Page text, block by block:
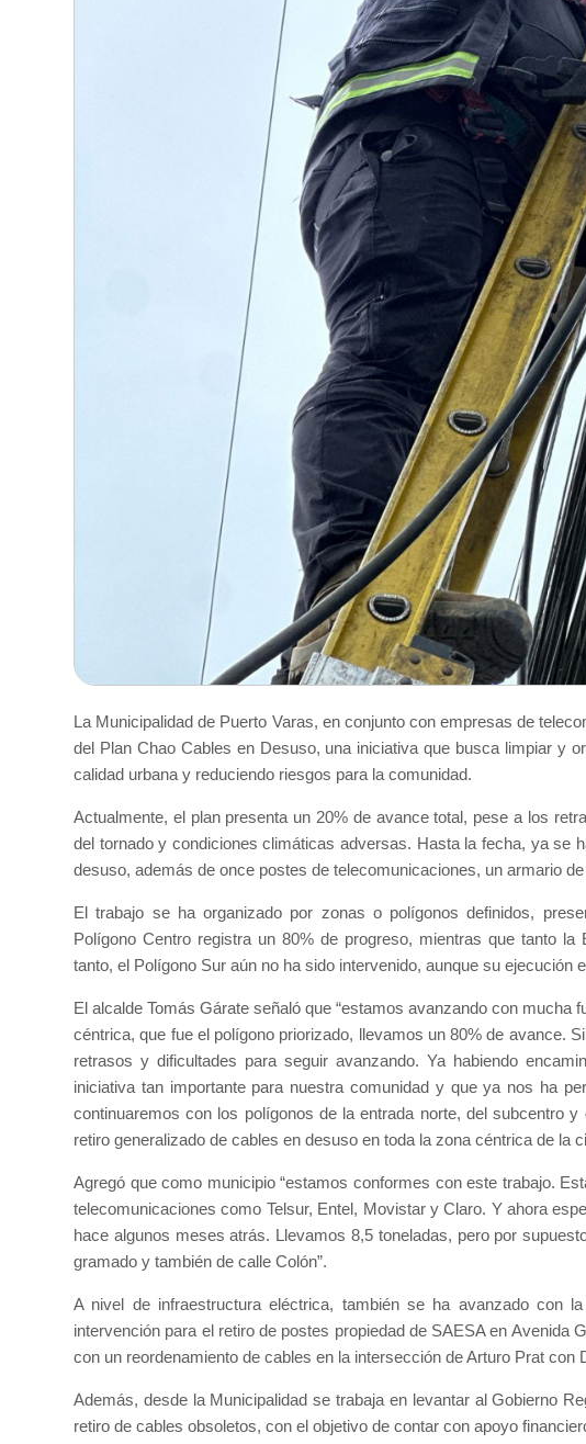
La Municipalidad de Puerto Varas, en conjunto con empresas de
del Plan Chao Cables en Desuso, una iniciativa que busca limpiar y
calidad urbana y reduciendo riesgos para la comunidad.
Actualmente, el plan presenta un 20% de avance total, pese a los
del tornado y condiciones climáticas adversas. Hasta la fecha, ya se
desuso, además de once postes de telecomunicaciones, un armario
El trabajo se ha organizado por zonas o polígonos definidos,
Polígono Centro registra un 80% de progreso, mientras que tanto
tanto, el Polígono Sur aún no ha sido intervenido, aunque su ejecución
El alcalde Tomás Gárate señaló que “estamos avanzando con mucha
céntrica, que fue el polígono priorizado, llevamos un 80% de avance.
retrasos y dificultades para seguir avanzando. Ya habiendo
iniciativa tan importante para nuestra comunidad y que ya nos ha
continuaremos con los polígonos de la entrada norte, del subcentro
retiro generalizado de cables en desuso en toda la zona céntrica de la
Agregó que como municipio “estamos conformes con este trabajo.
telecomunicaciones como Telsur, Entel, Movistar y Claro. Y ahora
hace algunos meses atrás. Llevamos 8,5 toneladas, pero por
gramado y también de calle Colón”.
A nivel de infraestructura eléctrica, también se ha avanzado con
intervención para el retiro de postes propiedad de SAESA en Avenida
con un reordenamiento de cables en la intersección de Arturo Prat con
Además, desde la Municipalidad se trabaja en levantar al Gobierno
retiro de cables obsoletos, con el objetivo de contar con apoyo